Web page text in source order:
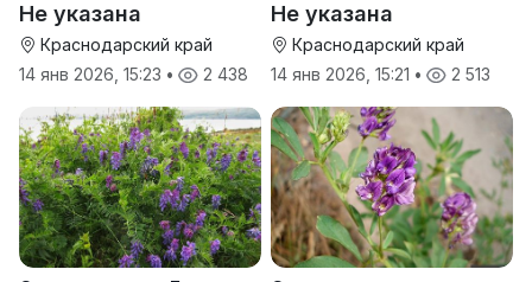
Не указана
Краснодарский край
14 янв 2026, 15:23 • 2 438
Не указана
Краснодарский край
14 янв 2026, 15:21 • 2 513